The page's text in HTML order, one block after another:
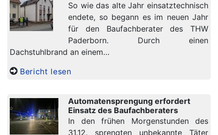
So wie das alte Jahr einsatztechnisch
endete, so begann es im neuen Jahr
für den Baufachberater des THW
Paderborn. Durch einen
Dachstuhlbrand an einem…
Bericht lesen
Automatensprengung erfordert
Einsatz des Baufachberaters
In den frühen Morgenstunden des
31.12. sprengten unbekannte Täter